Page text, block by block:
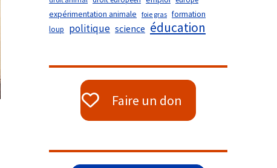
expérimentation animale foie gras formation
loup politique science éducation
Faire un don